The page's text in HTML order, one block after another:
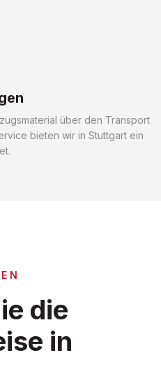
über den Transport
bieten wir in Stuttgart ein
die
in